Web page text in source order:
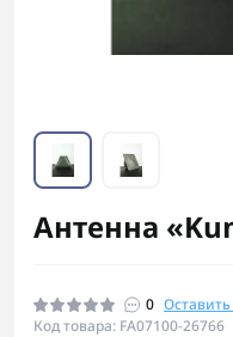
Антенна
0
Код товара: FA07100-26766